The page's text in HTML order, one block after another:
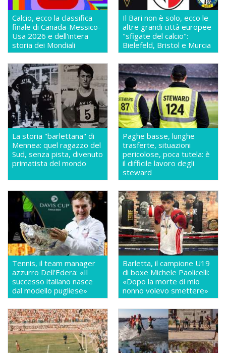
Calcio, ecco la classifica
finale di Canada-Messico-
Usa 2026 e dell'intera
storia dei Mondiali
Il Bari non è solo, ecco le
altre grandi città europee
"sfigate del calcio":
Bielefeld, Bristol e Murcia
La storia "barlettana" di
Mennea: quel ragazzo del
Sud, senza pista, divenuto
primatista del mondo
Paghe basse, lunghe
trasferte, situazioni
pericolose, poca tutela: è
il difficile lavoro degli
steward
Tennis, il team manager
azzurro Dell'Edera: «Il
successo italiano nasce
dal modello pugliese»
Barletta, il campione U19
di boxe Michele Paolicelli:
«Dopo la morte di mio
nonno volevo smettere»